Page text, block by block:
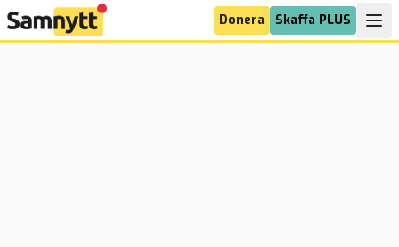
Donera Skaffa PLUS